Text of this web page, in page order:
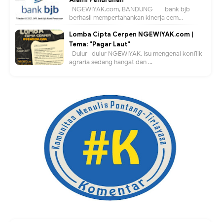
NGEWIYAK.com, BANDUNG — bank bjb
berhasil mempertahankan kinerja cem...
Lomba Cipta Cerpen NGEWIYAK.com |
Tema: "Pagar Laut"
Dulur- dulur NGEWIYAK, isu mengenai konflik
agraria sedang hangat dan ...